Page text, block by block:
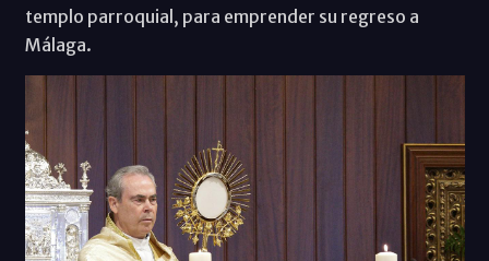
templo parroquial, para emprender su regreso a
Málaga.